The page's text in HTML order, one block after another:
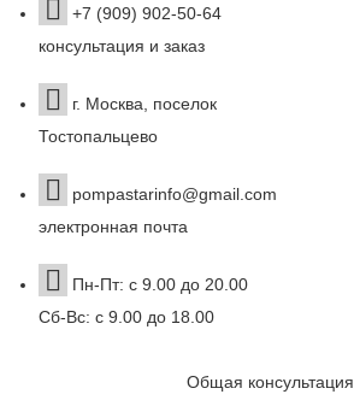
+7 (909) 902-50-64
консультация и заказ
г. Москва, поселок
Тостопальцево
pompastarinfo@gmail.com
электронная почта
Пн-Пт: с 9.00 до 20.00
Сб-Вс: с 9.00 до 18.00
Общая консультация